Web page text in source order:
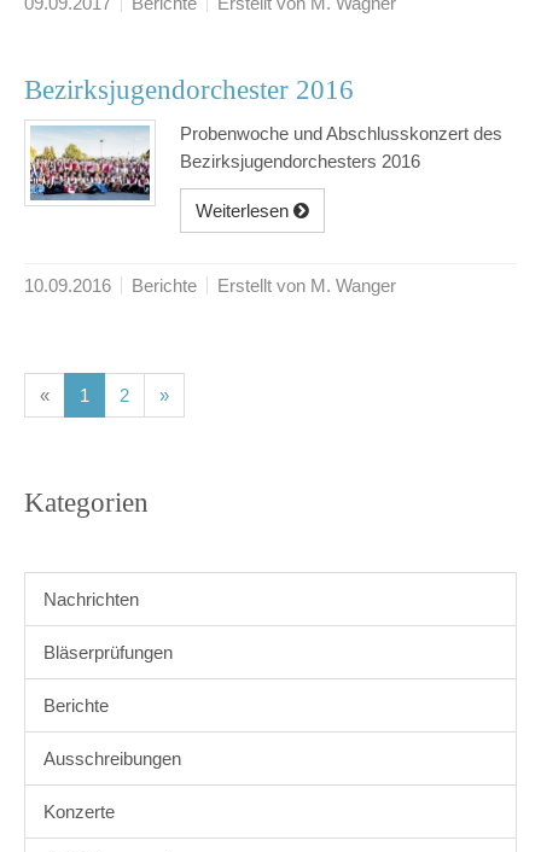
Bezirksjugendorchester 2016
Probenwoche und Abschlusskonzert des
Bezirksjugendorchesters 2016
Weiterlesen
10.09.2016 Berichte Erstellt von M. Wanger
« 1 (current)
2(current)
»
Kategorien
Nachrichten
Bläserprüfungen
Berichte
Ausschreibungen
Konzerte